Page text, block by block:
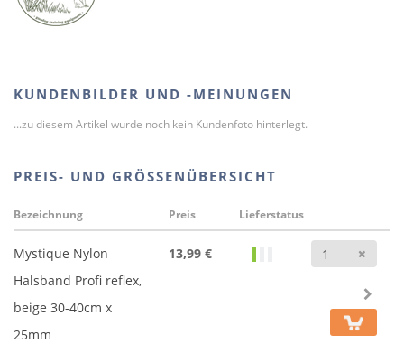
KUNDENBILDER UND -MEINUNGEN
...zu diesem Artikel wurde noch kein Kundenfoto hinterlegt.
PREIS- UND GRÖSSENÜBERSICHT
Bezeichnung Preis Lieferstatus
Mystique Nylon
Halsband Profi reflex,
beige 30-40cm x
25mm
13,99 €